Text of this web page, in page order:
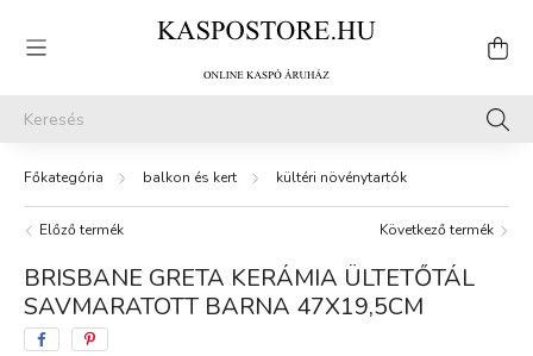
balkon és kert kültéri növénytartók
Előző termék Következő termék
BRISBANE GRETA KERÁMIA ÜLTETŐTÁL
SAVMARATOTT BARNA 47X19,5CM